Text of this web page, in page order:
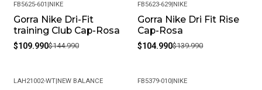
-24%
FB5625-601 NIKE
Gorra Nike Dri-Fit
training Club Cap-Rosa
$109.990$144.990
-25%
FB5623-629 NIKE
Gorra Nike Dri Fit Rise
Cap-Rosa
$104.990$139.990
LAH21002-WT| NEW BALANCE FB5379-010 NIKE